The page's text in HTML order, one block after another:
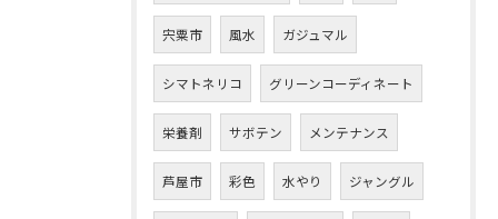
宍粟市 風水 ガジュマル
シマトネリコ グリーンコーディネート
栄養剤 サボテン メンテナンス
芦屋市 彩色 水やり ジャングル